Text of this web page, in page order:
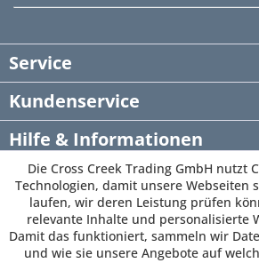
Service
Kundenservice
Hilfe & Informationen
Newsletter
Die Cross Creek Trading GmbH nutzt
Technologien, damit unsere Webseiten
laufen, wir deren Leistung prüfen
relevante Inhalte und personalisierte
Damit das funktioniert, sammeln wir
und wie sie unsere Angebote auf